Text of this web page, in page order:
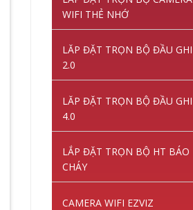
WIFI THẺ NHỚ
LĂP ĐẶT TRỌN BỘ ĐẦU GHI
2.0
LĂP ĐẶT TRỌN BỘ ĐẦU GHI
4.0
LẮP ĐẶT TRỌN BỘ HT BÁO
CHÁY
CAMERA WIFI EZVIZ